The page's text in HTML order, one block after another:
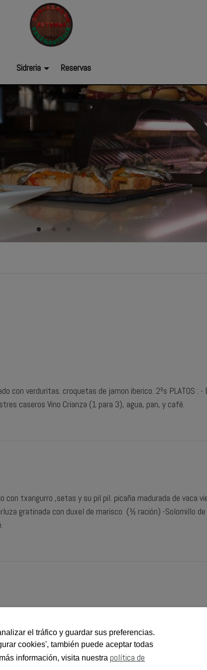
Sidreria Reservas
con verduritas. croquetas de jamon iberico. 2ºs PLATOS
caseros Vino Crianza (1 para 3), agua, pan, y café.
con txangurro ,setas y su pil pil. picaña madurada de vaca
gratinada con duxel de marisco (½ ración) -Solomillo
946466997 info@muskiz-sagardotegia.com
el tráfico y guardar sus preferencias.
cookies', también puede aceptar todas
información, visita nuestrapolítica de